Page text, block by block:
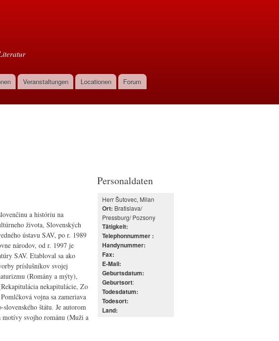
Veranstaltungen Locationen
Forum
a históriu na
života, Slovenských
ústavu SAV, po r. 1989
národov, od r. 1997 je
SAV. Etabloval sa ako
príslušníkov svojej
(Romány a mýty),
nekapitulácie, Zo
vojna sa zameriava
štátu. Je autorom
motívy svojho románu (Muži a
Personaldaten
Herr Šutovec, Milan
Ort: Bratislava/
Pressburg/ Pozsony
Tätigkeit:
Telephonnummer :
Handynummer:
Fax:
E-Mail:
Geburtsdatum:
Geburtsort:
Todesdatum:
Todesort:
Land: